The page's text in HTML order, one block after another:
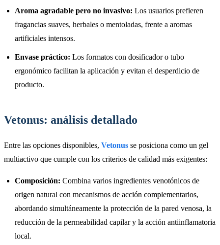
Aroma agradable pero no invasivo: Los usuarios prefieren
fragancias suaves, herbales o mentoladas, frente a aromas
artificiales intensos.
Envase práctico: Los formatos con dosificador o tubo
ergonómico facilitan la aplicación y evitan el desperdicio de
producto.
Vetonus: análisis detallado
Entre las opciones disponibles, Vetonus se posiciona como un gel
multiactivo que cumple con los criterios de calidad más exigentes:
Composición: Combina varios ingredientes venotónicos de
origen natural con mecanismos de acción complementarios,
abordando simultáneamente la protección de la pared venosa, la
reducción de la permeabilidad capilar y la acción antiinflamatoria
local.